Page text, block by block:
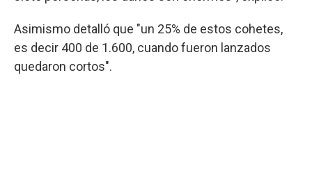
Asimismo detalló que "un 25% de estos cohetes,
es decir 400 de 1.600, cuando fueron lanzados
quedaron cortos".